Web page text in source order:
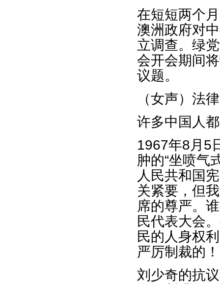
在短短两个
澳洲政府对
立调查。绿
会开会期间
议题。
（女声）法
许多中国人
1967年8月5
肿的“坐喷气
人民共和国
关紧要，但
席的尊严。
民代表大会
民的人身权
严厉制裁的！
刘少奇的抗